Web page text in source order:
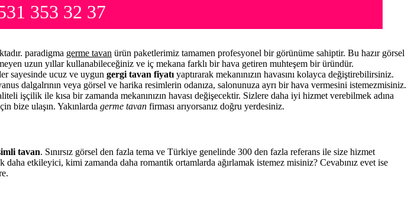
353 32 37
paradigma germe tavan ürün paketlerimiz tamamen profesyonel bir görünüme sahiptir. Bu hazır görsel
uzun yıllar kullanabileceğiniz ve iç mekana farklı bir hava getiren muhteşem bir üründür.
sayesinde ucuz ve uygun gergi tavan fiyatı yaptırarak mekanınızın havasını kolayca değiştirebilirsiniz.
dalgalrının veya görsel ve harika resimlerin odanıza, salonunuza ayrı bir hava vermesini istemezmisiniz.
işçilik ile kısa bir zamanda mekanınızın havası değişecektir. Sizlere daha iyi hizmet verebilmek adına
bize ulaşın. Yakınlarda germe tavan firması arıyorsanız doğru yerdesiniz.
tavan. Sınırsız görsel den fazla tema ve Türkiye genelinde 300 den fazla referans ile size hizmet
etkileyici, kimi zamanda daha romantik ortamlarda ağırlamak istemez misiniz? Cevabınız evet ise